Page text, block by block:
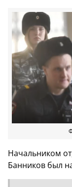
Начальником
Банников был